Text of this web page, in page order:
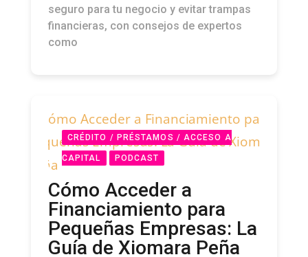
seguro para tu negocio y evitar trampas
financieras, con consejos de expertos
como
CRÉDITO / PRÉSTAMOS / ACCESO A
CAPITAL PODCAST
Cómo Acceder a
Financiamiento para
Pequeñas Empresas: La
Guía de Xiomara Peña